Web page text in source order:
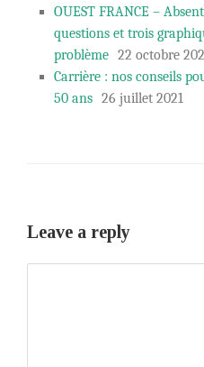
OUEST FRANCE –
questions et trois
problème 22 octobre
Carrière : nos conseils
50 ans 26 juillet 2021
Leave a reply